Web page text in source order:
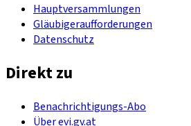
Hauptversammlungen
Gläubigeraufforderungen
Datenschutz
Direkt zu
Benachrichtigungs-Abo
Über evi.gv.at